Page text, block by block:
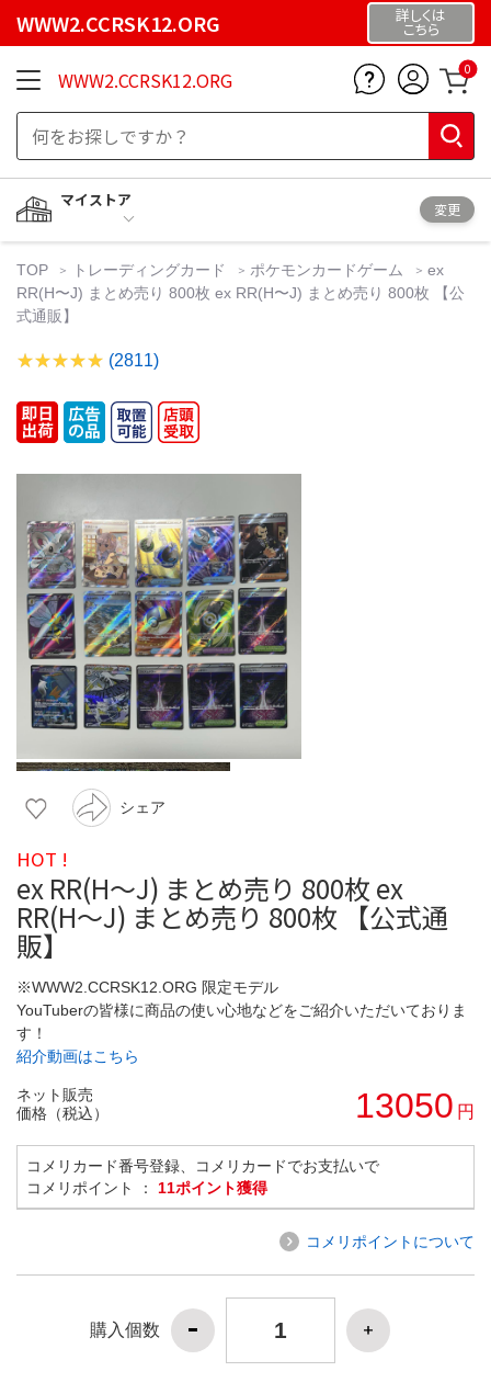
WWW2.CCRSK12.ORG 詳しくは
こちら
WWW2.CCRSK12.ORG 0
マイストア
変更
TOP トレーディングカード ポケモンカードゲーム
ex
RR(H〜J) まとめ売り 800枚 ex RR(H〜J) まとめ売り 800枚 【公
式通販】
(2811)
シェア
HOT !
ex RR(H〜J) まとめ売り 800枚 ex
RR(H〜J) まとめ売り 800枚 【公式通
販】
※WWW2.CCRSK12.ORG 限定モデル
YouTuberの皆様に商品の使い心地などをご紹介いただいておりま
す！
紹介動画はこちら
ネット販売
価格（税込）
13050 円
コメリカード番号登録、コメリカードでお支払いで
コメリポイント ： 11ポイント獲得
コメリポイントについて
購入個数